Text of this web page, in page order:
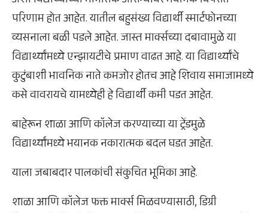
परिणाम होत आहेत. यातील बहुसंख्य विद्यार्थी स्मार्टफोनच्या
व्यसनाला बळी पडले आहेत. जास्त मार्क्सच्या दबावामुळे या
विद्यार्थ्यांमध्ये एन्झायटीचे प्रमाण वाढत आहे. या विद्यार्थ्यांचे
कुटुंबाशी भावनिक नाते कमजोर होतच आहे शिवाय समाजामध्ये
कसे वावरायचे यामध्येही हे विद्यार्थी कमी पडत आहेत.
बाहेरून शाळा आणि कॉलेज करण्याच्या या ट्रेंडमुळे
विद्यार्थ्यांमध्ये भयानक नकारात्मक बदल घडत आहेत.
याला जबाबदार पालकांची संकुचित भूमिका आहे.
शाळा आणि कॉलेज फक्त मार्क्स मिळवण्यासाठी, डिग्री